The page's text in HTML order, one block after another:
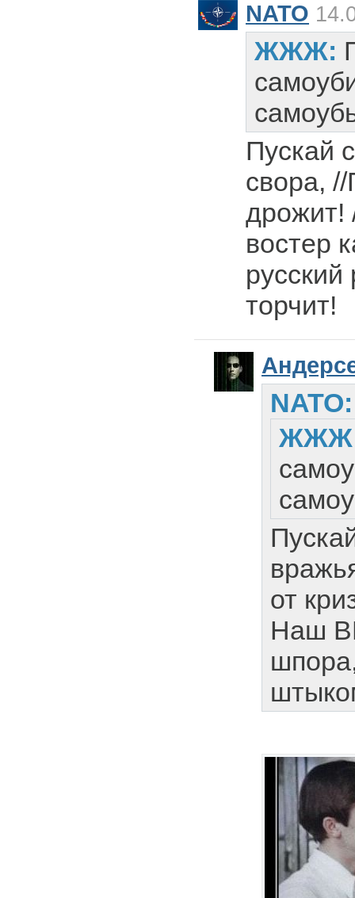
NATO
ЖЖЖ:
Пускай
свора, //
востер
торчит!
NATO:
от
Наш